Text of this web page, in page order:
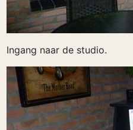
Ingang naar de studio.